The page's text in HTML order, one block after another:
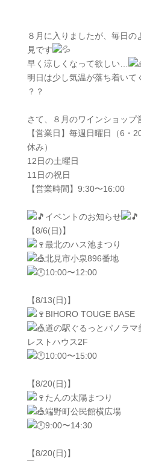
８月に入りましたが、毎日
見です
早く涼しくなって欲しい…
明日は少し気温が落ち着いて
？？
さて、８月のワインショップ
【営業日】毎週日曜日（6・
休み）
12日の土曜日
11日の祝日
【営業時間】9:30〜16:00
イベントのお知らせ
【8/6(日)】
最北のハス池まつり
北見市小泉896番地
10:00〜12:00
【8/13(日)】
BIHORO TOUGE BASE
道の駅ぐるっとパノラマ
レストハウス2F
10:00〜15:00
【8/20(日)】
たんの太陽まつり
端野町公民館横広場
9:00〜14:30
【8/20(日)】